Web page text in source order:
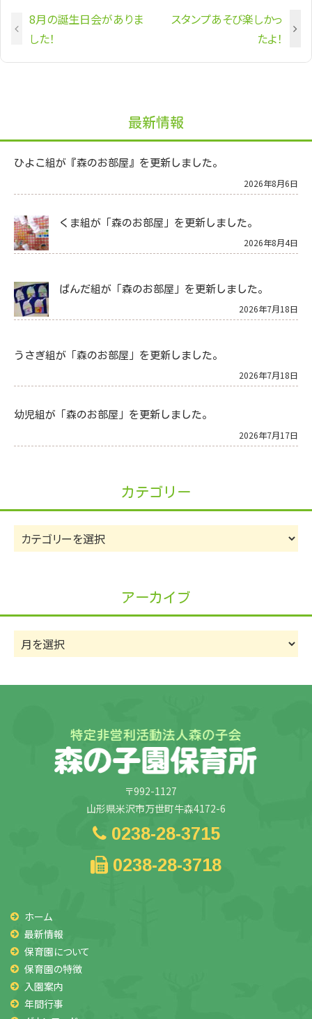
8月の誕生日会がありま
した！
スタンプあそび楽しかっ
たよ！
最新情報
ひよこ組が『森のお部屋』を更新しました。
2026年8月6日
くま組が「森のお部屋」を更新しました。
2026年8月4日
ぱんだ組が「森のお部屋」を更新しました。
2026年7月18日
うさぎ組が「森のお部屋」を更新しました。
2026年7月18日
幼児組が「森のお部屋」を更新しました。
2026年7月17日
カテゴリー
カ
テ
アーカイブ
ー
〒992-1127
山形県米沢市万世町牛森4172-6
0238-28-3715
0238-28-3718
ホーム
最新情報
保育園について
保育園の特徴
入園案内
年間行事